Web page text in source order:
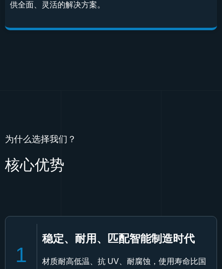
供全面、灵活的解决方案。
核心优势
为什么选择我们？
1
稳定、耐用、匹配智能制造时代
材质耐高低温、抗 UV、耐腐蚀，使用寿命比国